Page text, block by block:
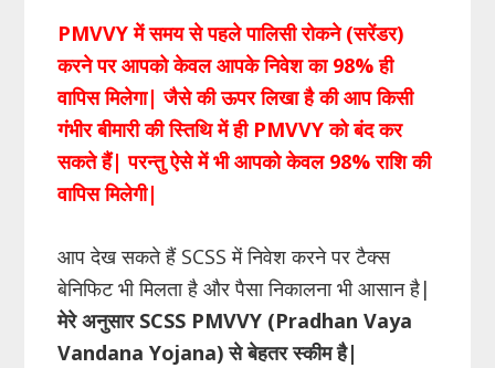
PMVVY में समय से पहले पालिसी रोकने (सरेंडर)
करने पर आपको केवल आपके निवेश का 98% ही
वापिस मिलेगा| जैसे की ऊपर लिखा है की आप किसी
गंभीर बीमारी की स्तिथि में ही PMVVY को बंद कर
सकते हैं| परन्तु ऐसे में भी आपको केवल 98% राशि की
वापिस मिलेगी|
आप देख सकते हैं SCSS में निवेश करने पर टैक्स
बेनिफिट भी मिलता है और पैसा निकालना भी आसान है|
मेरे अनुसार SCSS PMVVY (Pradhan Vaya
Vandana Yojana) से बेहतर स्कीम है|